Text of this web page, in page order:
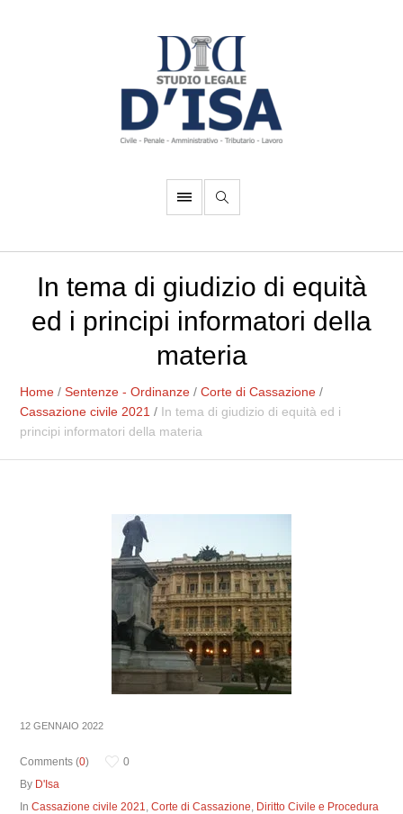
In tema di giudizio di equità
ed i principi informatori della
materia
Home /Sentenze - Ordinanze /Corte di Cassazione /
Cassazione civile 2021 / In tema di giudizio di equità ed i
principi informatori della materia
12 GENNAIO 2022
Comments (0)
0
By D'Isa
InCassazione civile 2021,Corte di Cassazione, Diritto Civile e Procedura